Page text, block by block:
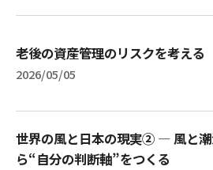
老後の資産管理のリスクを考える
2026/05/05
世界の風と日本の現実② ― 風と
ら“自分の判断軸”をつくる